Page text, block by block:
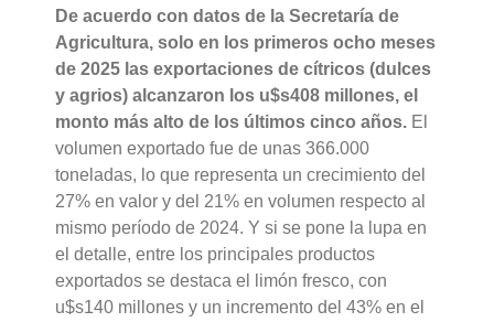
De acuerdo con datos de la Secretaría de
Agricultura, solo en los primeros ocho meses
de 2025 las exportaciones de cítricos (dulces
y agrios) alcanzaron los u$s408 millones, el
monto más alto de los últimos cinco años. El
volumen exportado fue de unas 366.000
toneladas, lo que representa un crecimiento del
27% en valor y del 21% en volumen respecto al
mismo período de 2024. Y si se pone la lupa en
el detalle, entre los principales productos
exportados se destaca el limón fresco, con
u$s140 millones y un incremento del 43% en el